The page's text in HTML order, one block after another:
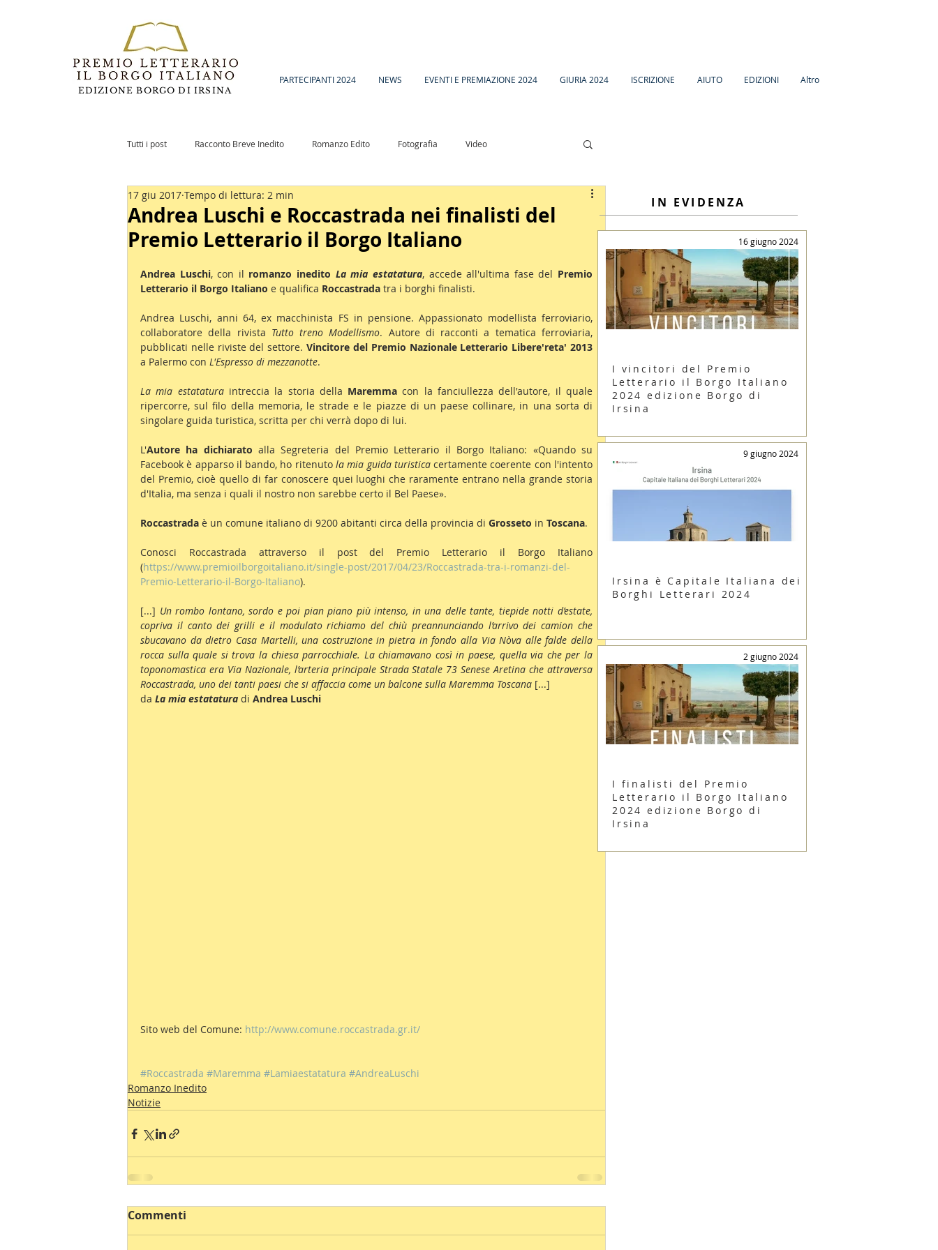
EDIZIONE BORGO DI IRSINA
PARTECIPANTI 2024 NEWS EVENTI E PREMIAZIONE 2024 GIURIA 2024 ISCRIZIONE AIUTO EDIZIONI Altro
Tutti i post Racconto Breve Inedito Romanzo Edito Fotografia Video
Romanzo Inedito Notizie
Andrea Luschi e Roccastrada nei finalisti del
Premio Letterario il Borgo Italiano
17 giu 2017 Tempo di lettura: 2 min
Andrea Luschi, con il romanzo inedito La mia estatatura, accede all'ultima fase del Premio
Letterario il Borgo Italiano e qualifica Roccastrada tra i borghi finalisti.
Andrea Luschi, anni 64, ex macchinista FS in pensione. Appassionato modellista ferroviario,
collaboratore della rivista Tutto treno Modellismo. Autore di racconti a tematica ferroviaria,
pubblicati nelle riviste del settore. Vincitore del Premio Nazionale Letterario Libere'reta' 2013
a Palermo con L'Espresso di mezzanotte.
La mia estatatura intreccia la storia della Maremma con la fanciullezza dell'autore, il quale
ripercorre, sul filo della memoria, le strade e le piazze di un paese collinare, in una sorta di
singolare guida turistica, scritta per chi verrà dopo di lui.
L'Autore ha dichiarato alla Segreteria del Premio Letterario il Borgo Italiano: «Quando su
Facebook è apparso il bando, ho ritenuto la mia guida turistica certamente coerente con l'intento
del Premio, cioè quello di far conoscere quei luoghi che raramente entrano nella grande storia
d'Italia, ma senza i quali il nostro non sarebbe certo il Bel Paese».
Roccastrada è un comune italiano di 9200 abitanti circa della provincia di Grosseto in Toscana.
Conosci Roccastrada attraverso il post del Premio Letterario il Borgo Italiano
(https://www.premioilborgoitaliano.it/single-post/2017/04/23/Roccastrada-tra-i-romanzi-del-
Premio-Letterario-il-Borgo-Italiano).
[...] Un rombo lontano, sordo e poi pian piano più intenso, in una delle tante, tiepide notti d’estate,
copriva il canto dei grilli e il modulato richiamo del chiù preannunciando l’arrivo dei camion che
sbucavano da dietro Casa Martelli, una costruzione in pietra in fondo alla Via Nòva alle falde della
rocca sulla quale si trova la chiesa parrocchiale. La chiamavano così in paese, quella via che per la
toponomastica era Via Nazionale, l’arteria principale Strada Statale 73 Senese Aretina che attraversa
Roccastrada, uno dei tanti paesi che si affaccia come un balcone sulla Maremma Toscana [...]
da La mia estatatura di Andrea Luschi
Sito web del Comune: http://www.comune.roccastrada.gr.it/
#Roccastrada #Maremma #Lamiaestatatura #AndreaLuschi
Romanzo Inedito
Notizie
Commenti
16 giugno 2024
I vincitori del Premio
Letterario il Borgo Italiano
2024 edizione Borgo di
Irsina
9 giugno 2024
Irsina è Capitale Italiana dei
Borghi Letterari 2024
2 giugno 2024
I finalisti del Premio
Letterario il Borgo Italiano
2024 edizione Borgo di
Irsina
IN EVIDENZA